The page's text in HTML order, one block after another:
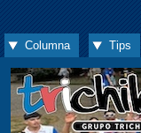
Columna Tips